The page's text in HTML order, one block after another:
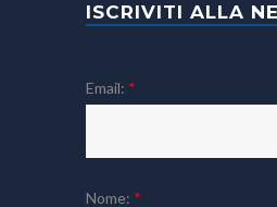
ISCRIVITI ALLA
Email: *
Nome: *